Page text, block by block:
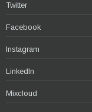
Twitter
Facebook
Instagram
LinkedIn
Mixcloud